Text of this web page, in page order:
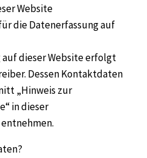
Website
die Datenerfassung auf
dieser Website erfolgt
Dessen Kontaktdaten
„Hinweis zur
in dieser